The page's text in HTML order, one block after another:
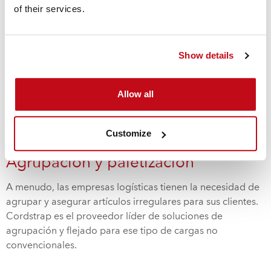
of their services.
Show details
Allow all
Customize
Agrupación y paletización
A menudo, las empresas logísticas tienen la necesidad de
agrupar y asegurar artículos irregulares para sus clientes.
Cordstrap es el proveedor líder de soluciones de
agrupación y flejado para ese tipo de cargas no
convencionales.